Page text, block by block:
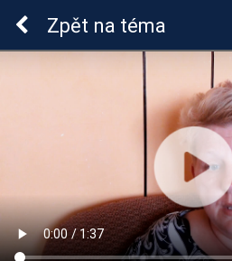
ADHD u dětí
Zpět na téma